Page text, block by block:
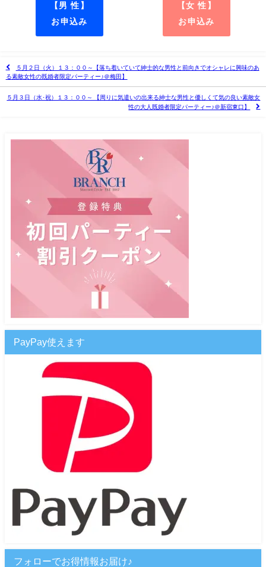
【男 性】
お申込み
【女 性】
お申込み
５月２日（火）１３：００～【落ち着いていて紳士的な男性と前向きでオシャレに興味のあ
る素敵女性の既婚者限定パーティー♪＠梅田】
５月３日（水･祝）１３：００～ 【周りに気遣いの出来る紳士な男性と優しくて気の良い素敵女
性の大人既婚者限定パーティー♪＠新宿東口】
PayPay使えます
フォローでお得情報お届け♪